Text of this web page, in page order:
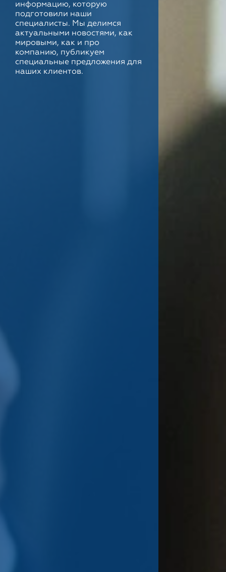
информацию, которую
подготовили наши
специалисты. Мы делимся
актуальными новостями, как
мировыми, как и про
компанию, публикуем
специальные предложения для
наших клиентов.